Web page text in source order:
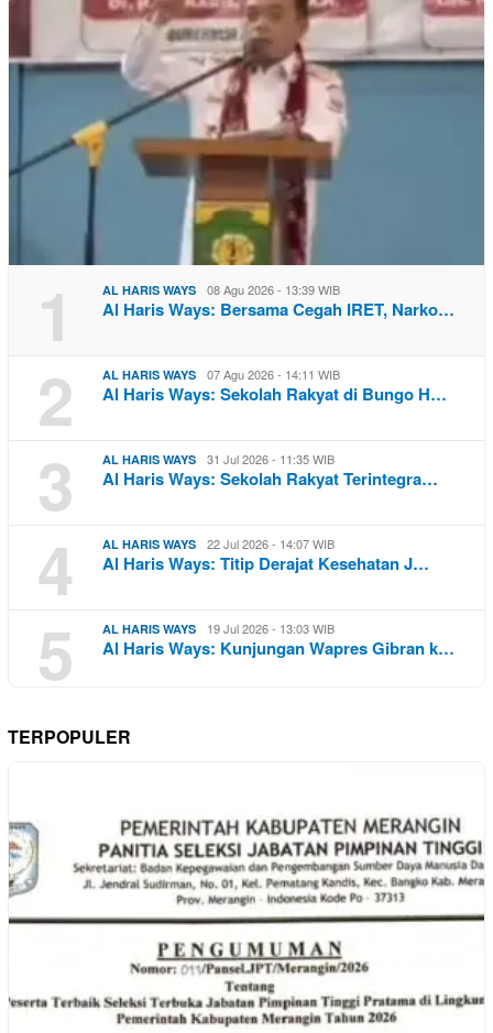
1 AL HARIS WAYS 08 Agu 2026 - 13:39 WIB
Al Haris Ways: Bersama Cegah IRET, Narko…
2 AL HARIS WAYS 07 Agu 2026 - 14:11 WIB
Al Haris Ways: Sekolah Rakyat di Bungo H…
3 AL HARIS WAYS 31 Jul 2026 - 11:35 WIB
Al Haris Ways: Sekolah Rakyat Terintegra…
4 AL HARIS WAYS 22 Jul 2026 - 14:07 WIB
Al Haris Ways: Titip Derajat Kesehatan J…
5 AL HARIS WAYS 19 Jul 2026 - 13:03 WIB
Al Haris Ways: Kunjungan Wapres Gibran k…
TERPOPULER